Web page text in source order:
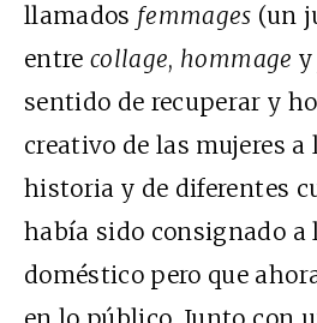
llamados femmages (un
entrecollage, hommage y
sentido de recuperar y
creativo de las mujeres a
historia y de diferentes
había sido consignado a
doméstico pero que